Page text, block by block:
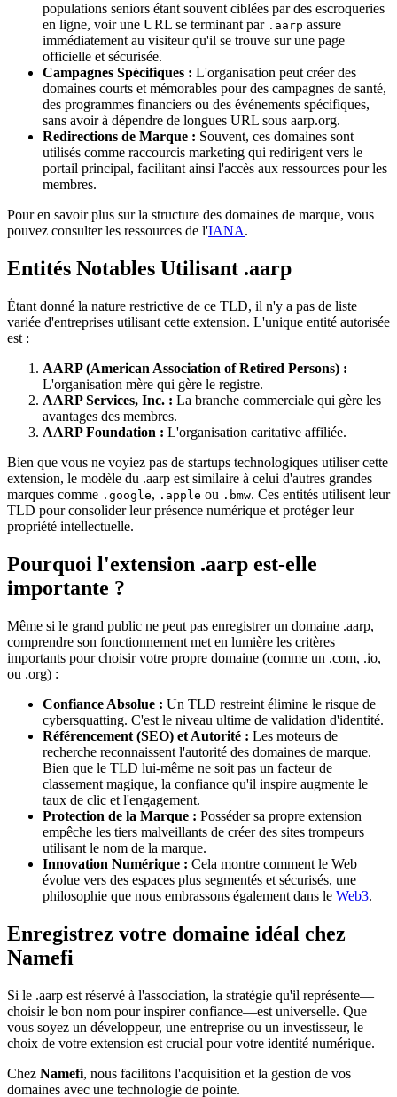
populations seniors étant souvent ciblées par des escroqueries
en ligne, voir une URL se terminant par .aarp assure
immédiatement au visiteur qu'il se trouve sur une page
officielle et sécurisée.
Campagnes Spécifiques : L'organisation peut créer des
domaines courts et mémorables pour des campagnes de santé,
des programmes financiers ou des événements spécifiques,
sans avoir à dépendre de longues URL sous aarp.org.
Redirections de Marque : Souvent, ces domaines sont
utilisés comme raccourcis marketing qui redirigent vers le
portail principal, facilitant ainsi l'accès aux ressources pour les
membres.
Pour en savoir plus sur la structure des domaines de marque, vous
pouvez consulter les ressources de l'IANA.
Entités Notables Utilisant .aarp
Étant donné la nature restrictive de ce TLD, il n'y a pas de liste
variée d'entreprises utilisant cette extension. L'unique entité autorisée
est :
AARP (American Association of Retired Persons) :
L'organisation mère qui gère le registre.
AARP Services, Inc. : La branche commerciale qui gère les
avantages des membres.
AARP Foundation : L'organisation caritative affiliée.
Bien que vous ne voyiez pas de startups technologiques utiliser cette
extension, le modèle du .aarp est similaire à celui d'autres grandes
marques comme .google, .apple ou .bmw. Ces entités utilisent leur
TLD pour consolider leur présence numérique et protéger leur
propriété intellectuelle.
Pourquoi l'extension .aarp est-elle
importante ?
Même si le grand public ne peut pas enregistrer un domaine .aarp,
comprendre son fonctionnement met en lumière les critères
importants pour choisir votre propre domaine (comme un .com, .io,
ou .org) :
Confiance Absolue : Un TLD restreint élimine le risque de
cybersquatting. C'est le niveau ultime de validation d'identité.
Référencement (SEO) et Autorité : Les moteurs de
recherche reconnaissent l'autorité des domaines de marque.
Bien que le TLD lui-même ne soit pas un facteur de
classement magique, la confiance qu'il inspire augmente le
taux de clic et l'engagement.
Protection de la Marque : Posséder sa propre extension
empêche les tiers malveillants de créer des sites trompeurs
utilisant le nom de la marque.
Innovation Numérique : Cela montre comment le Web
évolue vers des espaces plus segmentés et sécurisés, une
philosophie que nous embrassons également dans le Web3.
Enregistrez votre domaine idéal chez
Namefi
Si le .aarp est réservé à l'association, la stratégie qu'il représente—
choisir le bon nom pour inspirer confiance—est universelle. Que
vous soyez un développeur, une entreprise ou un investisseur, le
choix de votre extension est crucial pour votre identité numérique.
Chez Namefi, nous facilitons l'acquisition et la gestion de vos
domaines avec une technologie de pointe.